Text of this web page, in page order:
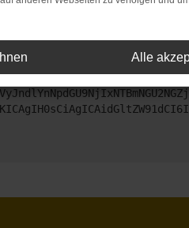
Problem zu beheben. Du
Alle